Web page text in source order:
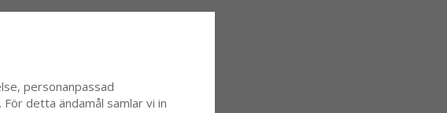
personanpassad
detta ändamål samlar vi in